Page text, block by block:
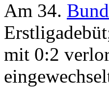
Am 34.
mit 0:2